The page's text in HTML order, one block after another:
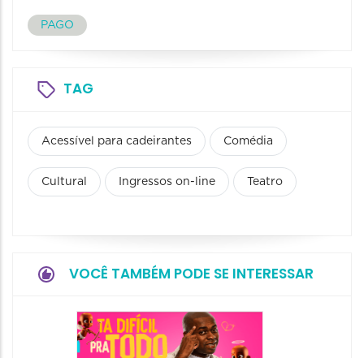
PAGO
TAG
Acessível para cadeirantes Comédia
Cultural Ingressos on-line Teatro
VOCÊ TAMBÉM PODE SE INTERESSAR